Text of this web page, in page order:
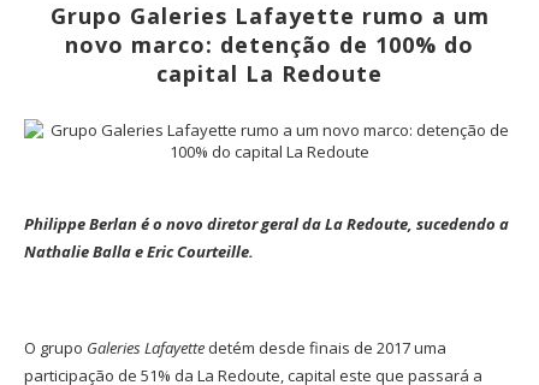
Grupo Galeries Lafayette rumo a um
novo marco: detenção de 100% do
capital La Redoute
Philippe Berlan é o novo diretor geral da La Redoute, sucedendo a
Nathalie Balla e Eric Courteille.
O grupo Galeries Lafayette detém desde finais de 2017 uma
participação de 51% da La Redoute, capital este que passará a